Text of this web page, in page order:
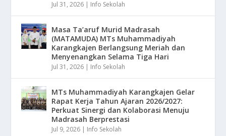
Jul 31, 2026 | Info Sekolah
Masa Ta’aruf Murid Madrasah
(MATAMUDA) MTs Muhammadiyah
Karangkajen Berlangsung Meriah dan
Menyenangkan Selama Tiga Hari
Jul 31, 2026 | Info Sekolah
MTs Muhammadiyah Karangkajen Gelar
Rapat Kerja Tahun Ajaran 2026/2027:
Perkuat Sinergi dan Kolaborasi Menuju
Madrasah Berprestasi
Jul 9, 2026 | Info Sekolah